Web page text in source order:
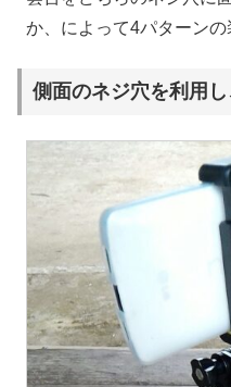
か、によって4パターンの
側面のネジ穴を利用